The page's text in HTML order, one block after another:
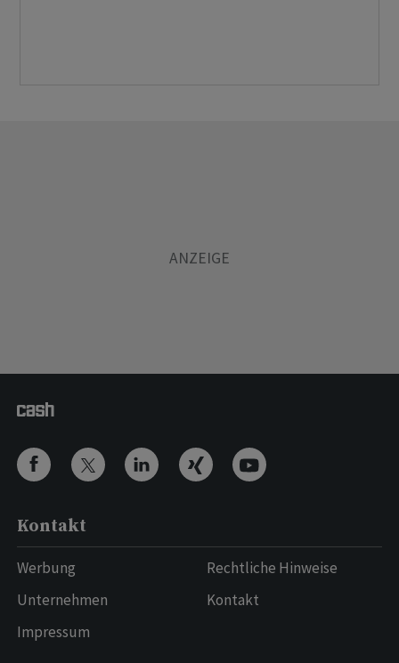
Kontakt
Werbung
Unternehmen
Impressum
Rechtliche Hinweise
Kontakt